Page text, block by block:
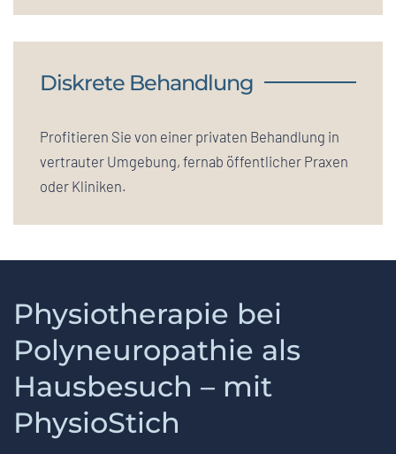
Diskrete Behandlung
Profitieren Sie von einer privaten Behandlung in
vertrauter Umgebung, fernab öffentlicher Praxen
oder Kliniken.
Physiotherapie bei
Polyneuropathie als
Hausbesuch – mit
PhysioStich